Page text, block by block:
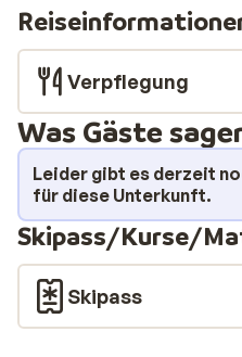
unvergessliches
Glacier 3000 zu erkunden,
Panoramablick auf
Jungfrau, das Matterhorn
genießen können. Nach
Schnee fahren Sie einfach
Hotel. Dann entspannen
Zimmer, das mit einem
modernen Bad und einem
ist. Und warum nicht den
Hallenbad oder in der
gönnen Sie sich eine
Verpflegung
Was Gäste
Leider gibt es derzeit
für diese Unterkunft.
Skipass/Kurse/
Skipass